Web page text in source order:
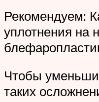
Рекомендуем:
уплотнения на
Чтобы
таких